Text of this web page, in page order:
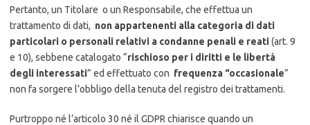
Pertanto, un Titolare o un Responsabile, che effettua un
trattamento di dati, non appartenenti alla categoria di dati
particolari o personali relativi a condanne penali e reati(art. 9
e 10), sebbene catalogato “rischioso per i diritti e le libertà
degli interessati” ed effettuato con frequenza “occasionale”
non fa sorgere l’obbligo della tenuta del registro dei trattamenti.
Purtroppo né l’articolo 30 né il GDPR chiarisce quando un